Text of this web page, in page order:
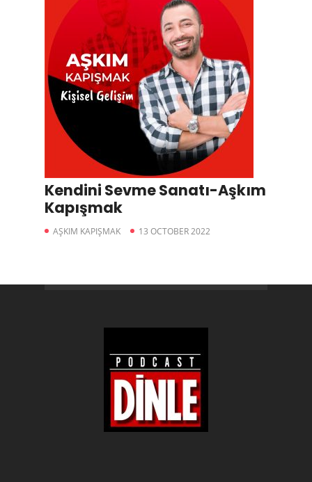
Kendini Sevme Sanatı-Aşkım
Kapışmak
AŞKIM KAPIŞMAK 13 OCTOBER 2022